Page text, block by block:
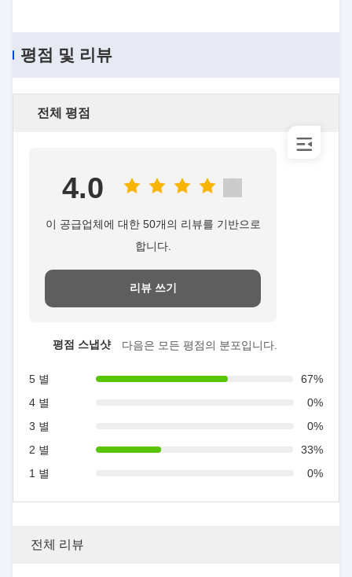
평점 및 리뷰
전체 평점
4.0
이 공급업체에 대한 50개의 리뷰를 기반으로
합니다.
리뷰 쓰기
평점 스냅샷 다음은 모든 평점의 분포입니다.
5 별
67%
4 별
0%
3 별
0%
2 별
33%
1 별
0%
전체 리뷰